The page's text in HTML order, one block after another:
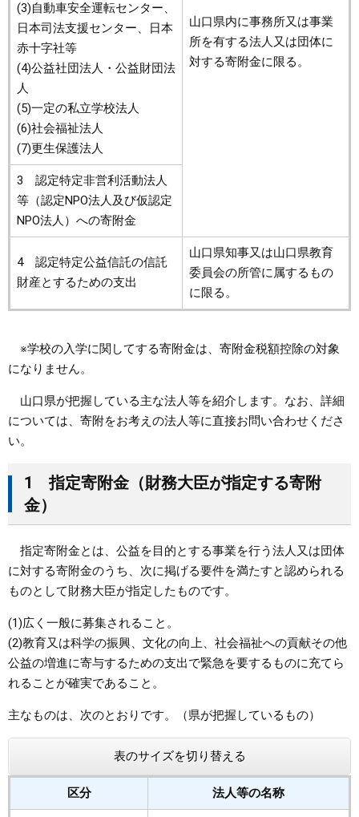
山口県内に事務所又は事業
所を有する法人又は団体に
対する寄附金に限る。
(3)自動車安全運転センター、
日本司法支援センター、日本
赤十字社等
(4)公益社団法人・公益財団法
人
(5)一定の私立学校法人
(6)社会福祉法人
(7)更生保護法人
3 認定特定非営利活動法人
等（認定NPO法人及び仮認定
NPO法人）への寄附金
4 認定特定公益信託の信託
財産とするための支出
山口県知事又は山口県教育
委員会の所管に属するもの
に限る。
※学校の入学に関してする寄附金は、寄附金税額控除の対象
になりません。
山口県が把握している主な法人等を紹介します。なお、詳細
については、寄附をお考えの法人等に直接お問い合わせくださ
い。
1 指定寄附金（財務大臣が指定する寄附
金）
指定寄附金とは、公益を目的とする事業を行う法人又は団体
に対する寄附金のうち、次に掲げる要件を満たすと認められる
ものとして財務大臣が指定したものです。
(1)広く一般に募集されること。
(2)教育又は科学の振興、文化の向上、社会福祉への貢献その他
公益の増進に寄与するための支出で緊急を要するものに充てら
れることが確実であること。
主なものは、次のとおりです。（県が把握しているもの）
表のサイズを切り替える
区分 法人等の名称